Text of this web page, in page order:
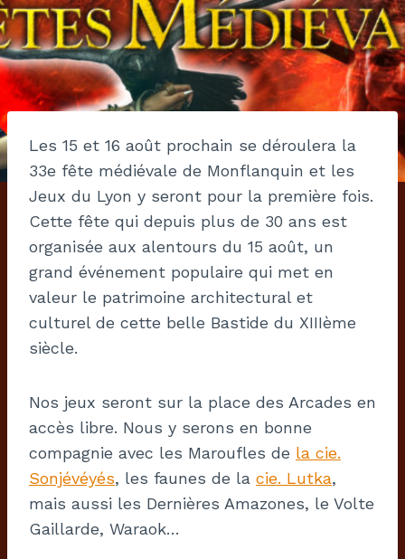
Les 15 et 16 août prochain se déroulera la
33e fête médiévale de Monflanquin et les
Jeux du Lyon y seront pour la première fois.
Cette fête qui depuis plus de 30 ans est
organisée aux alentours du 15 août, un
grand événement populaire qui met en
valeur le patrimoine architectural et
culturel de cette belle Bastide du XIIIème
siècle.
Nos jeux seront sur la place des Arcades en
accès libre. Nous y serons en bonne
compagnie avec les Maroufles de la cie.
Sonjévéyés, les faunes de la cie. Lutka,
mais aussi les Dernières Amazones, le Volte
Gaillarde, Waraok…